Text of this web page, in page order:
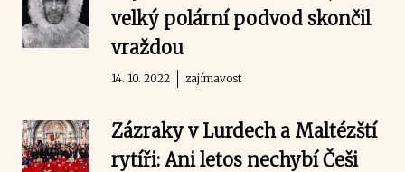
velký polární podvod skončil
vraždou
14. 10. 2022 zajímavost
Zázraky v Lurdech a Maltézští
rytíři: Ani letos nechybí Češi